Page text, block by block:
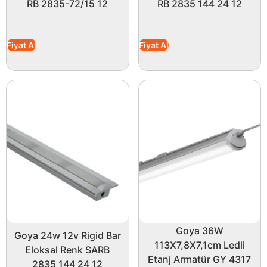
RB 2835-72/15 12
Fiyat Al
RB 2835 144 24 12
Fiyat Al
Goya 24w 12v Rigid Bar
Eloksal Renk SARB
2835 144 24 12
Goya 36W
113X7,8X7,1cm Ledli
Etanj Armatür GY 4317